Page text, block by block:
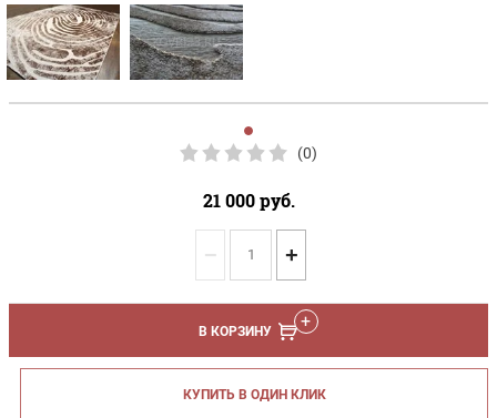
(0)
21 000руб.
− +
В КОРЗИНУ
КУПИТЬ В ОДИН КЛИК